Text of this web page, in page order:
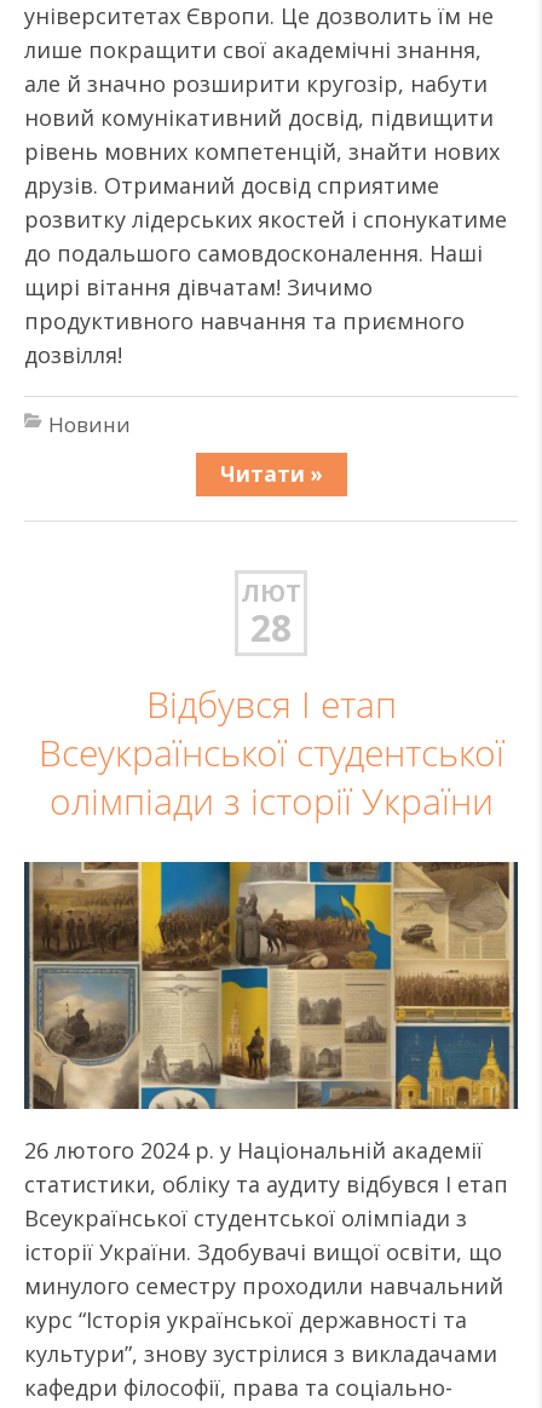
університетах Європи. Це дозволить їм не
лише покращити свої академічні знання,
але й значно розширити кругозір, набути
новий комунікативний досвід, підвищити
рівень мовних компетенцій, знайти нових
друзів. Отриманий досвід сприятиме
розвитку лідерських якостей і спонукатиме
до подальшого самовдосконалення. Наші
щирі вітання дівчатам! Зичимо
продуктивного навчання та приємного
дозвілля!
Новини
Читати »
ЛЮТ
28
Відбувся І етап
Всеукраїнської студентської
олімпіади з історії України
26 лютого 2024 р. у Національній академії
статистики, обліку та аудиту відбувся І етап
Всеукраїнської студентської олімпіади з
історії України. Здобувачі вищої освіти, що
минулого семестру проходили навчальний
курс “Історія української державності та
культури”, знову зустрілися з викладачами
кафедри філософії, права та соціально-